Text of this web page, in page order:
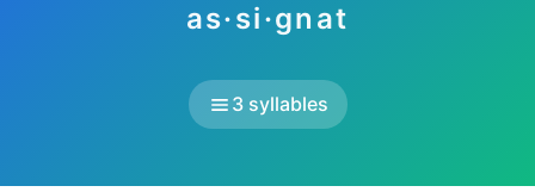
as·si·gnat
3 syllables